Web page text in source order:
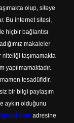
olup, siteye
Bu internet sitesi,
hiçbir bağlantısı
makaleler
taşımamakta
yapılmamaktadır.
tesadüfidir.
bir bilgi paylaşım
aykırı olduğunu
adresine